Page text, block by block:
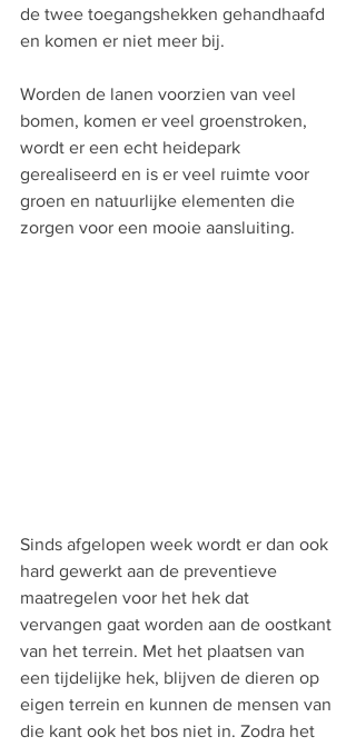
de twee toegangshekken gehandhaafd
en komen er niet meer bij.
Worden de lanen voorzien van veel
bomen, komen er veel groenstroken,
wordt er een echt heidepark
gerealiseerd en is er veel ruimte voor
groen en natuurlijke elementen die
zorgen voor een mooie aansluiting.
Sinds afgelopen week wordt er dan ook
hard gewerkt aan de preventieve
maatregelen voor het hek dat
vervangen gaat worden aan de oostkant
van het terrein. Met het plaatsen van
een tijdelijke hek, blijven de dieren op
eigen terrein en kunnen de mensen van
die kant ook het bos niet in. Zodra het